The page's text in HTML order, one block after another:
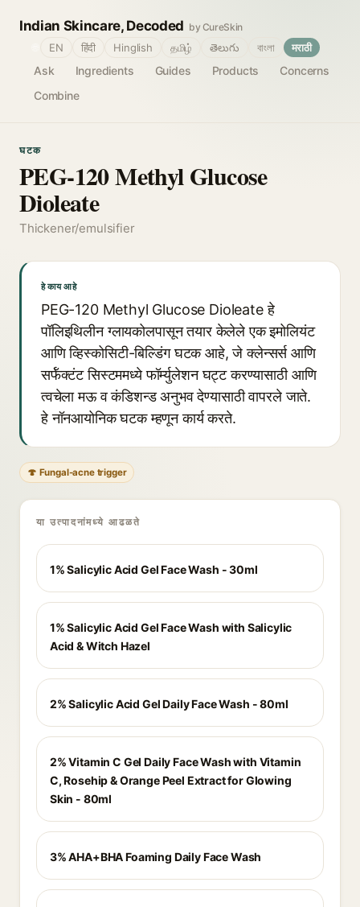
Indian Skincare, Decoded by CureSkin
Ask Ingredients Guides Products
Concerns
Combine
EN हिंदी Hinglish தமிழ் తెలుగు বাংলা मराठी
घटक
PEG-120 Methyl Glucose
Dioleate
Thickener/emulsifier
हे काय आहे
PEG-120 Methyl Glucose Dioleate हे
पॉलिइथिलीन ग्लायकोलपासून तयार केलेले एक इमोलियंट
आणि व्हिस्कोसिटी-बिल्डिंग घटक आहे, जे क्लेन्सर्स आणि
सर्फॅक्टंट सिस्टममध्ये फॉर्म्युलेशन घट्ट करण्यासाठी आणि
त्वचेला मऊ व कंडिशन्ड अनुभव देण्यासाठी वापरले जाते.
हे नॉनआयोनिक घटक म्हणून कार्य करते.
🍄 Fungal-acne trigger
या उत्पादनांमध्ये आढळते
1% Salicylic Acid Gel Face Wash - 30ml
1% Salicylic Acid Gel Face Wash with Salicylic
Acid & Witch Hazel
2% Salicylic Acid Gel Daily Face Wash - 80ml
2% Vitamin C Gel Daily Face Wash with Vitamin
C, Rosehip & Orange Peel Extract for Glowing
Skin - 80ml
3% AHA+BHA Foaming Daily Face Wash